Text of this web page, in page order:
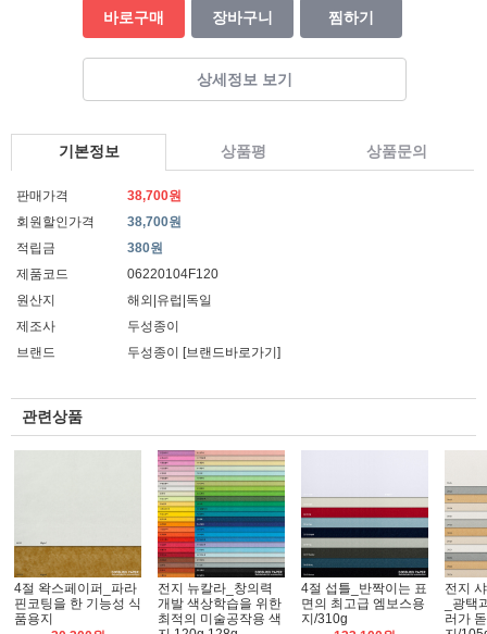
바로구매 장바구니 찜하기
상세정보 보기
기본정보 상품평 상품문의
판매가격
38,700원
회원할인가격
38,700원
적립금
380원
제품코드
06220104F120
원산지
해외|유럽|독일
제조사
두성종이
브랜드
두성종이 [브랜드바로가기]
관련상품
4절 왁스페이퍼_파라
핀코팅을 한 기능성 식
품용지
전지 뉴칼라_창의력
개발 색상학습을 위한
최적의 미술공작용 색
4절 섭틀_반짝이는 표
면의 최고급 엠보스용
지/310g
전지
_광택
러가